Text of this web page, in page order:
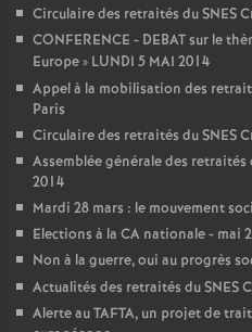
Circulaire des retraités duSNES
CONFERENCE - DEBATsur le
Europe» LUNDI 5 MAI 2014
Appel à la mobilisation des
Paris
Circulaire des retraités duSNES
Assemblée générale des retraités
2014
Mardi 28 mars : le mouvement
Elections à la CA nationale - mai
Non à la guerre, oui au progrès
Actualités des retraités duSNES
Alerte auTAFTA, un projet de